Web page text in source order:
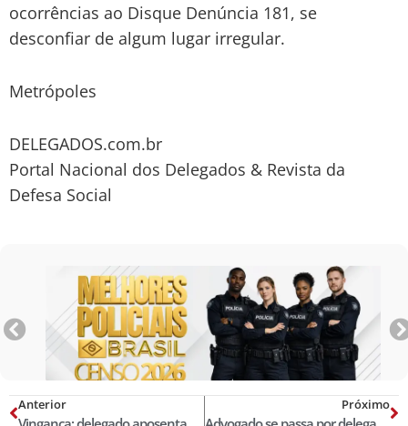
ocorrências ao Disque Denúncia 181, se
desconfiar de algum lugar irregular.
Metrópoles
DELEGADOS.com.br
Portal Nacional dos Delegados & Revista da
Defesa Social
Anterior Próximo